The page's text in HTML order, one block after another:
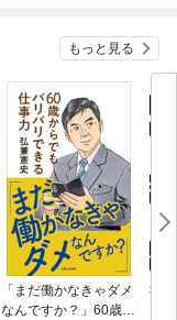
もっと見る
「まだ働かなきゃダメ
なんですか？」60歳か
社